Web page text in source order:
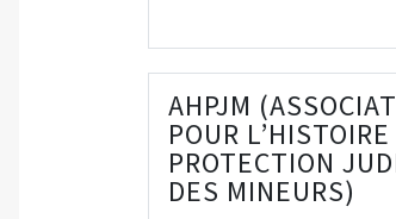
AHPJM
POUR
PROTECTION
DES MINEURS)